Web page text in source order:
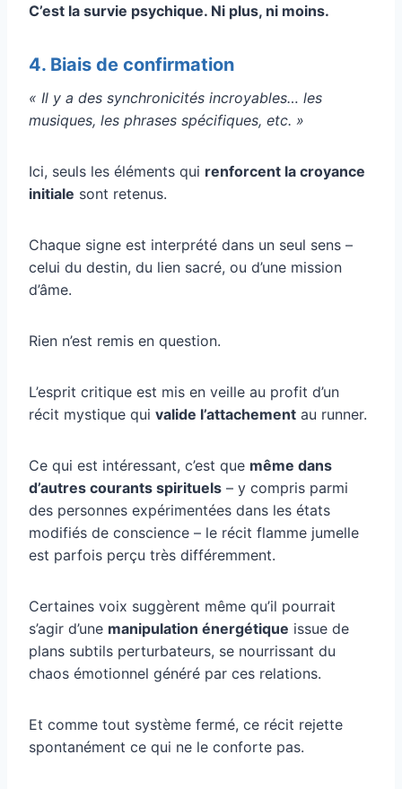
C’est la survie psychique. Ni plus, ni moins.
4. Biais de confirmation
« Il y a des synchronicités incroyables… les
musiques, les phrases spécifiques, etc. »
Ici, seuls les éléments qui renforcent la croyance
initiale sont retenus.
Chaque signe est interprété dans un seul sens –
celui du destin, du lien sacré, ou d’une mission
d’âme.
Rien n’est remis en question.
L’esprit critique est mis en veille au profit d’un
récit mystique qui valide l’attachement au runner.
Ce qui est intéressant, c’est que même dans
d’autres courants spirituels – y compris parmi
des personnes expérimentées dans les états
modifiés de conscience – le récit flamme jumelle
est parfois perçu très différemment.
Certaines voix suggèrent même qu’il pourrait
s’agir d’une manipulation énergétique issue de
plans subtils perturbateurs, se nourrissant du
chaos émotionnel généré par ces relations.
Et comme tout système fermé, ce récit rejette
spontanément ce qui ne le conforte pas.